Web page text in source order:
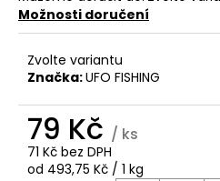
Možnosti doručení
Zvolte variantu
Značka:UFO FISHING
79 Kč / ks
71 Kč bez DPH
Měrná
od 493,75 Kč / 1 kg
p
o
u
č
u
e
m